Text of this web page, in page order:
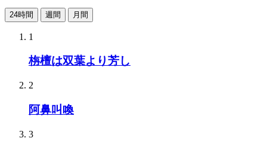
24時間 週間 月間
1
栴檀は双葉より芳し
2
阿鼻叫喚
3